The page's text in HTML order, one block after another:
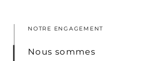
NOTRE ENGAGEMENT
Nous sommes